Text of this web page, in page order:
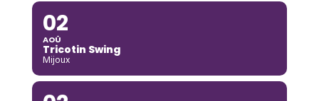
02
AOÛ
Tricotin Swing
Mijoux